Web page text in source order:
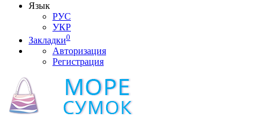
Язык
РУС
УКР
Закладки0
Авторизация
Регистрация